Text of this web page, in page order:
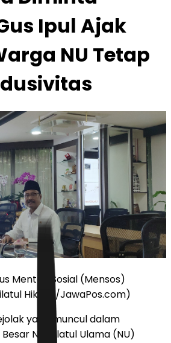
Ipul Ajak
NU Tetap
Menteri Sosial (Mensos)
Hikmia/JawaPos.com)
yang muncul dalam
Nahdlatul Ulama (NU)